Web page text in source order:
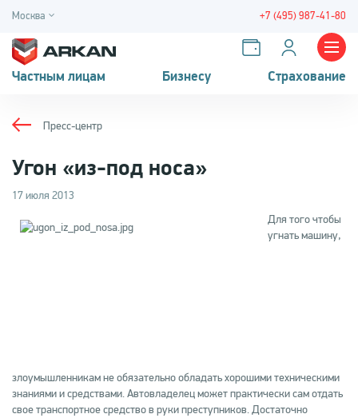
Москва +7 (495) 987-41-80
Частным лицам Бизнесу Страхование
Пресс-центр
Угон «из-под носа»
17 июля 2013
Для того чтобы
угнать машину,
злоумышленникам не обязательно обладать хорошими техническими
знаниями и средствами. Автовладелец может практически сам отдать
свое транспортное средство в руки преступников. Достаточно